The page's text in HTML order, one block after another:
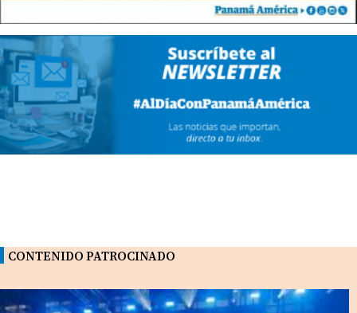
CONTENIDO PATROCINADO